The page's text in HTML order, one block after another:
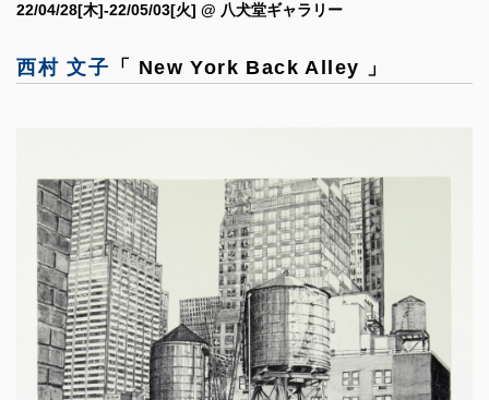
22/04/28[木]-22/05/03[火] @ 八犬堂ギャラリー
西村 文子 「 New York Back Alley 」